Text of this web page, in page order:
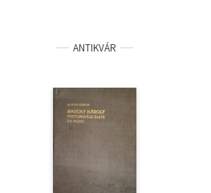
Minikönyv
Művészet
Szakkönyv
ANTIKVÁR